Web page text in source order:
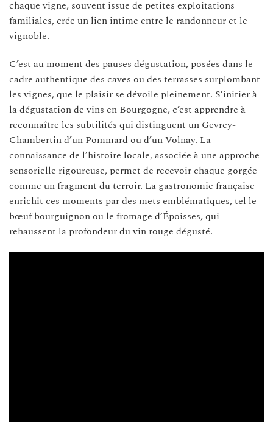
chaque vigne, souvent issue de petites exploitations
familiales, crée un lien intime entre le randonneur et le
vignoble.
C’est au moment des pauses dégustation, posées dans le
cadre authentique des caves ou des terrasses surplombant
les vignes, que le plaisir se dévoile pleinement. S’initier à
la dégustation de vins en Bourgogne, c’est apprendre à
reconnaître les subtilités qui distinguent un Gevrey-
Chambertin d’un Pommard ou d’un Volnay. La
connaissance de l’histoire locale, associée à une approche
sensorielle rigoureuse, permet de recevoir chaque gorgée
comme un fragment du terroir. La gastronomie française
enrichit ces moments par des mets emblématiques, tel le
bœuf bourguignon ou le fromage d’Époisses, qui
rehaussent la profondeur du vin rouge dégusté.